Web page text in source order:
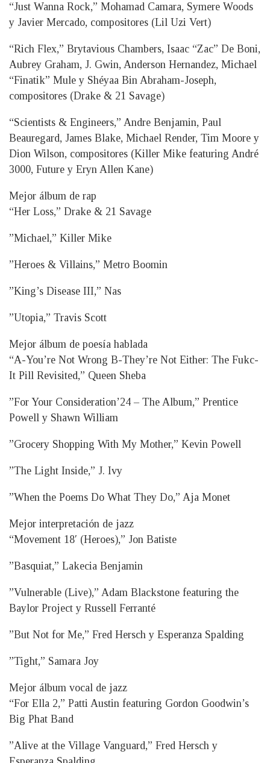
“Just Wanna Rock,” Mohamad Camara, Symere Woods
y Javier Mercado, compositores (Lil Uzi Vert)
“Rich Flex,” Brytavious Chambers, Isaac “Zac” De Boni,
Aubrey Graham, J. Gwin, Anderson Hernandez, Michael
“Finatik” Mule y Shéyaa Bin Abraham-Joseph,
compositores (Drake & 21 Savage)
“Scientists & Engineers,” Andre Benjamin, Paul
Beauregard, James Blake, Michael Render, Tim Moore y
Dion Wilson, compositores (Killer Mike featuring André
3000, Future y Eryn Allen Kane)
Mejor álbum de rap
“Her Loss,” Drake & 21 Savage
”Michael,” Killer Mike
”Heroes & Villains,” Metro Boomin
”King’s Disease III,” Nas
”Utopia,” Travis Scott
Mejor álbum de poesía hablada
“A-You’re Not Wrong B-They’re Not Either: The Fukc-
It Pill Revisited,” Queen Sheba
”For Your Consideration’24 – The Album,” Prentice
Powell y Shawn William
”Grocery Shopping With My Mother,” Kevin Powell
”The Light Inside,” J. Ivy
”When the Poems Do What They Do,” Aja Monet
Mejor interpretación de jazz
“Movement 18′ (Heroes),” Jon Batiste
”Basquiat,” Lakecia Benjamin
”Vulnerable (Live),” Adam Blackstone featuring the
Baylor Project y Russell Ferranté
”But Not for Me,” Fred Hersch y Esperanza Spalding
”Tight,” Samara Joy
Mejor álbum vocal de jazz
“For Ella 2,” Patti Austin featuring Gordon Goodwin’s
Big Phat Band
”Alive at the Village Vanguard,” Fred Hersch y